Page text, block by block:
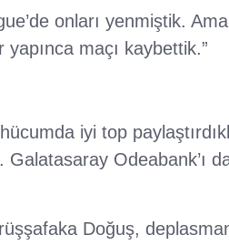
onları yenmiştik.
maçı kaybettik.”
iyi top
Odeabank’ı
Doğuş,